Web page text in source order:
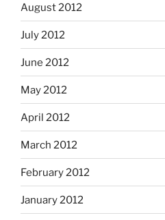
August 2012
July 2012
June 2012
May 2012
April 2012
March 2012
February 2012
January 2012